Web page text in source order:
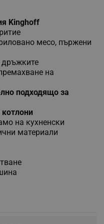
Kinghoff
месо, пържени
дръжките
на
подходящо за
на кухненски
материали